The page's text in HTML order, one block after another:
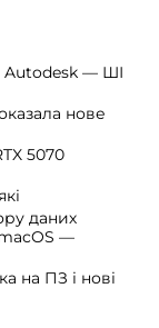
Autodesk — ШІ
нове
5070
даних
—
на ПЗ і нові